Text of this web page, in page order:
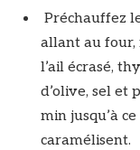
Préchauffez
allant au four,
l’ail écrasé,
d’olive, sel et
min jusqu’à
caramélisent.